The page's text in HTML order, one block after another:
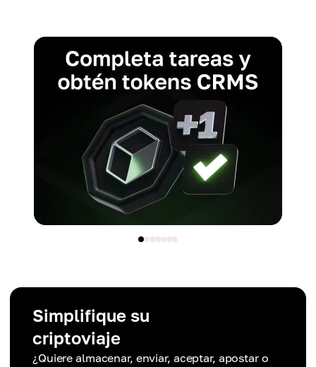
Simplifique su
criptoviaje
¿Quiere almacenar, enviar, aceptar, apostar o